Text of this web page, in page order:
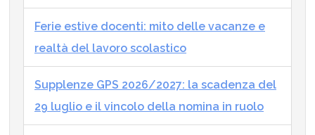
Ferie estive docenti: mito delle vacanze e
realtà del lavoro scolastico
Supplenze GPS 2026/2027: la scadenza del
29 luglio e il vincolo della nomina in ruolo